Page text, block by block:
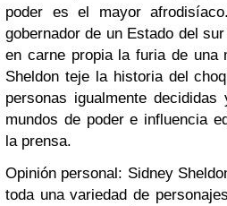
poder es el mayor
gobernador de un Estado del
en carne propia la furia de una
Sheldon teje la historia del
personas igualmente
mundos de poder e influencia
la prensa.
Opinión personal: Sidney
toda una variedad de